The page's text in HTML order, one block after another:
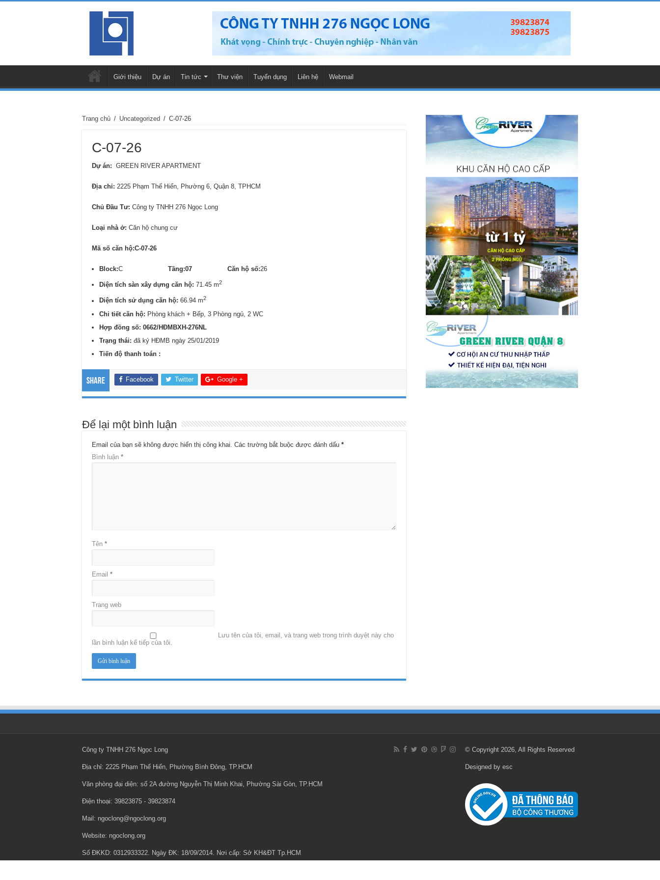
Giới thiệu Dự án Tin tức Thư viện Tuyển dụng Liên hệ Webmail
Trang chủ / Uncategorized / C-07-26
C-07-26
Dự án: GREEN RIVER APARTMENT
Địa chỉ: 2225 Phạm Thế Hiển, Phường 6, Quận 8, TPHCM
Chủ Đầu Tư: Công ty TNHH 276 Ngọc Long
Loại nhà ở: Căn hộ chung cư
Mã số căn hộ:C-07-26
Block:C Tầng:07 Căn hộ số:26
Diện tích sàn xây dựng căn hộ: 71.45 m2
Diện tích sử dụng căn hộ: 66.94 m2
Chi tiết căn hộ: Phòng khách + Bếp, 3 Phòng ngủ, 2 WC
Hợp đồng số: 0662/HĐMBXH-276NL
Trạng thái: đã ký HĐMB ngày 25/01/2019
Tiến độ thanh toán :
Share Facebook Twitter Google +
Để lại một bình luận
Email của bạn sẽ không được hiển thị công khai. Các trường bắt buộc được đánh dấu *
Bình luận *
Tên *
Email *
Trang web
Lưu tên của tôi, email, và trang web trong trình duyệt này cho
lần bình luận kế tiếp của tôi.
© Copyright 2026, All Rights Reserved
Designed by esc
Công ty TNHH 276 Ngọc Long
Địa chỉ: 2225 Phạm Thế Hiển, Phường Bình Đông, TP.HCM
Văn phòng đại diện: số 2A đường Nguyễn Thị Minh Khai, Phường Sài Gòn, TP.HCM
Điện thoại: ‎39823875 - ‎39823874
Mail: ngoclong@ngoclong.org
Website: ngoclong.org
Số ĐKKD: 0312933322. Ngày ĐK: 18/09/2014. Nơi cấp: Sở KH&ĐT Tp.HCM